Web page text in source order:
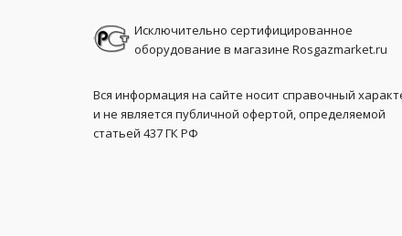
Исключительно сертифицированное
оборудование в магазине Rosgazmarket.ru
Вся информация на сайте носит справочный
и не является публичной офертой, определяемой
статьей 437 ГК РФ